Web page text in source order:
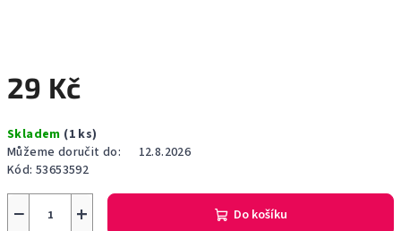
29 Kč
cena:
Skladem (1 ks)
Můžeme doručit do:
12.8.2026
Kód: 53653592
+
− Do košíku